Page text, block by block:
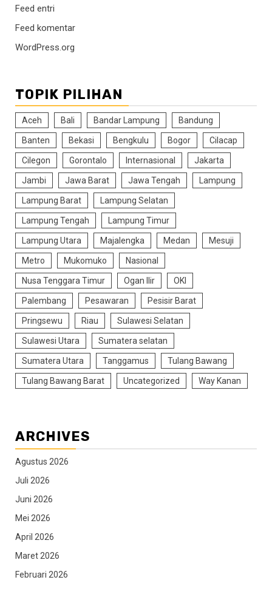
Feed entri
Feed komentar
WordPress.org
TOPIK PILIHAN
Aceh Bali Bandar Lampung Bandung
Banten Bekasi Bengkulu Bogor Cilacap
Cilegon Gorontalo Internasional Jakarta
Jambi Jawa Barat Jawa Tengah Lampung
Lampung Barat Lampung Selatan
Lampung Tengah Lampung Timur
Lampung Utara Majalengka Medan Mesuji
Metro Mukomuko Nasional
Nusa Tenggara Timur Ogan Ilir OKI
Palembang Pesawaran Pesisir Barat
Pringsewu Riau Sulawesi Selatan
Sulawesi Utara Sumatera selatan
Sumatera Utara Tanggamus Tulang Bawang
Tulang Bawang Barat Uncategorized Way Kanan
ARCHIVES
Agustus 2026
Juli 2026
Juni 2026
Mei 2026
April 2026
Maret 2026
Februari 2026